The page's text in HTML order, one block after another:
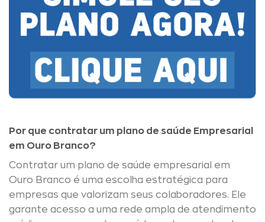
Por que contratar um plano de saúde Empresarial
em Ouro Branco?
Contratar um plano de saúde empresarial em
Ouro Branco é uma escolha estratégica para
empresas que valorizam seus colaboradores. Ele
garante acesso a uma rede ampla de atendimento